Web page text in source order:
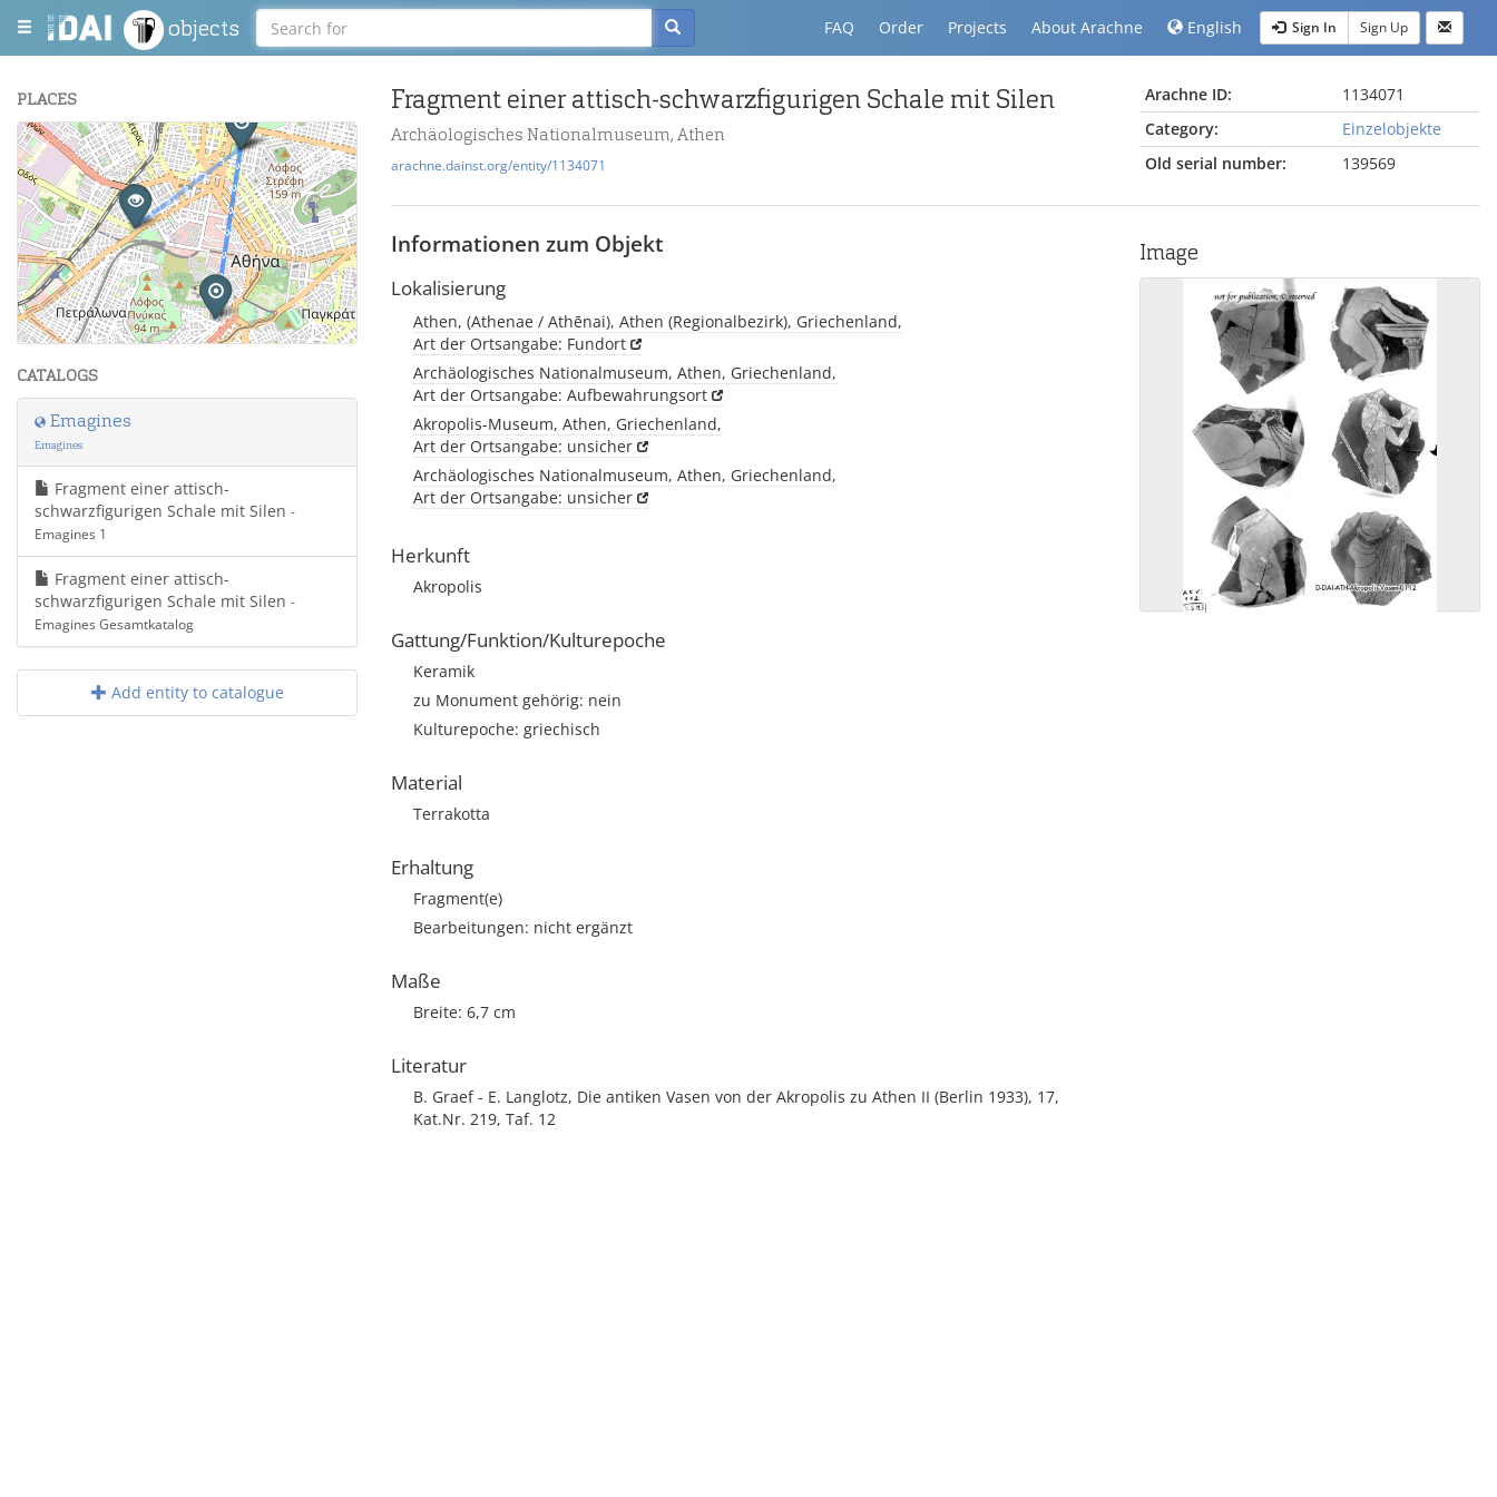
objects FAQ Order Projects About Arachne English Sign In Sign Up
PLACES
+
−
Leaflet| Maps and Data ©OpenStreetMap.
CATALOGS
Emagines
Emagines
Fragment einer attisch-
schwarzfigurigen Schale mit Silen -
Emagines 1
Fragment einer attisch-
schwarzfigurigen Schale mit Silen -
Emagines Gesamtkatalog
Add entity to catalogue
Fragment einer attisch-schwarzfigurigen Schale mit Silen
Archäologisches Nationalmuseum, Athen
arachne.dainst.org/entity/1134071
Arachne ID:
1134071
Category:
Einzelobjekte
Old serial number:
139569
Informationen zum Objekt
Lokalisierung
Athen, (Athenae / Athēnai), Athen (Regionalbezirk), Griechenland,
Art der Ortsangabe: Fundort
Archäologisches Nationalmuseum, Athen, Griechenland,
Art der Ortsangabe: Aufbewahrungsort
Akropolis-Museum, Athen, Griechenland,
Art der Ortsangabe: unsicher
Archäologisches Nationalmuseum, Athen, Griechenland,
Art der Ortsangabe: unsicher
Herkunft
Akropolis
Gattung/Funktion/Kulturepoche
Keramik
zu Monument gehörig: nein
Kulturepoche: griechisch
Material
Terrakotta
Erhaltung
Fragment(e)
Bearbeitungen: nicht ergänzt
Maße
Breite: 6,7 cm
Literatur
B. Graef - E. Langlotz, Die antiken Vasen von der Akropolis zu Athen II (Berlin 1933), 17,
Kat.Nr. 219, Taf. 12
Image